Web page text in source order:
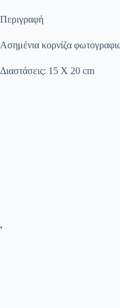
Περιγραφή
Ασημένια κορνίζα
Διαστάσεις: 15 Χ 20 cm
.